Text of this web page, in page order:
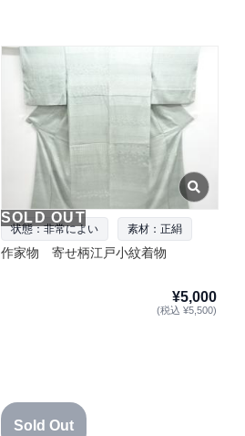
SOLD OUT
状態：非常によい 素材：正絹
作家物 寄せ柄江戸小紋着物
¥5,000
(税込 ¥5,500)
Sold Out